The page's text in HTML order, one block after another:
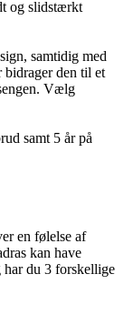
og slidstærkt
samtidig med
bidrager den til et
Vælg
samt 5 år på
en følelse af
kan have
har du 3 forskellige